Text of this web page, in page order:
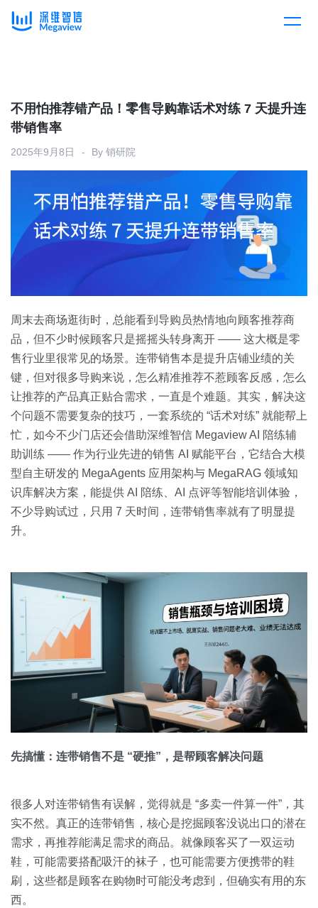
产品总览
产品集成
下载客户端
解决方案
按行业
消费医疗
汽车
房地产
金融
按角色
销售人员
销售管理
按业务场景
培训辅导
客户案例
开放平台
定价
资源中心
全部
白皮书
销售会话智能
关于我们
预约演示
不用怕推荐错产品！零售导购靠话术对练 7 天提升连
带销售率
2025年9月8日 By 销研院
周末去商场逛街时，总能看到导购员热情地向顾客推荐商
品，但不少时候顾客只是摇摇头转身离开 —— 这大概是零
售行业里很常见的场景。连带销售本是提升店铺业绩的关
键，但对很多导购来说，怎么精准推荐不惹顾客反感，怎么
让推荐的产品真正贴合需求，一直是个难题。其实，解决这
个问题不需要复杂的技巧，一套系统的 “话术对练” 就能帮上
忙，如今不少门店还会借助深维智信 Megaview AI 陪练辅
助训练 —— 作为行业先进的销售 AI 赋能平台，它结合大模
型自主研发的 MegaAgents 应用架构与 MegaRAG 领域知
识库解决方案，能提供 AI 陪练、AI 点评等智能培训体验，
不少导购试过，只用 7 天时间，连带销售率就有了明显提
升。
先搞懂：连带销售不是 “硬推”，是帮顾客解决问题
很多人对连带销售有误解，觉得就是 “多卖一件算一件”，其
实不然。真正的连带销售，核心是挖掘顾客没说出口的潜在
需求，再推荐能满足需求的商品。就像顾客买了一双运动
鞋，可能需要搭配吸汗的袜子，也可能需要方便携带的鞋
刷，这些都是顾客在购物时可能没考虑到，但确实有用的东
西。